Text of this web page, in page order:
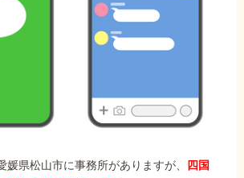
媛県松山市に事務所がありますが、
四国